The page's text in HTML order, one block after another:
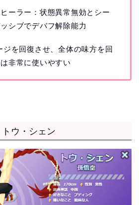
ーラー：状態異常無効とシー
シブでデバフ解除能力
ジを回復させ、全体の味方を回
非常に使いやすい
ウ・シェン